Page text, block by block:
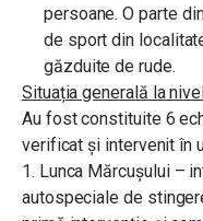
persoane. O parte
de sport din
găzduite de rude.
Situația generală la
Au fost constituite 6
verificat și intervenit în
1. Lunca Mărcușului –
autospeciale de